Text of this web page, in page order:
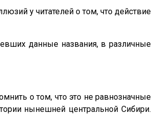
у читателей о том, что действие
данные названия, в различные
о том, что это не равнозначные
нынешней центральной Сибири.